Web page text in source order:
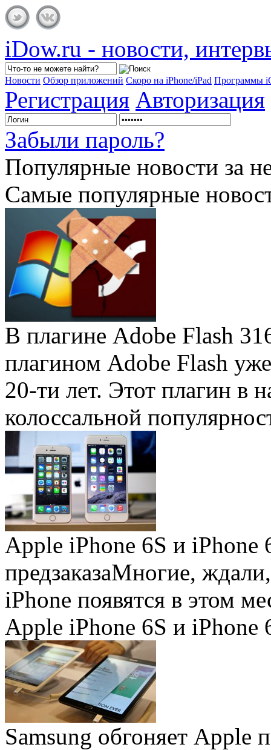
iDow.ru - новости,
Новости Обзор приложений Скоро на iPhone/iPad Программы
Регистрация Авторизация
Забыли пароль?
Популярные новости за
Самые популярные
В плагине Adobe Flash
плагином Adobe Flash
20-ти лет. Этот плагин в
колоссальной
Apple iPhone 6S и iPhone
предзаказаМногие, ждали,
iPhone появятся в этом
Apple iPhone 6S и iPhone
Samsung обгоняет Apple